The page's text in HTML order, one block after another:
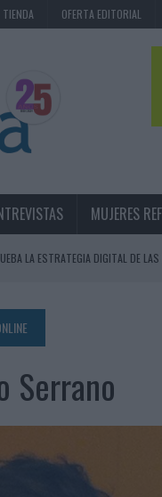
TIENDA OFERTA EDITORIAL
MUJERES
LA ESTRATEGIA DIGITAL DE
CF
NO INTEGRAN LA INFANCIA EN SU
EN 2025, AUNQUE LOS MEDIOS
AL 62% DE LOS ESPAÑOLES
COMO NUEVA DIRECTORA
Serrano